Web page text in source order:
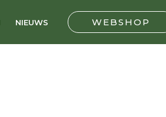
NIEUWS WEBSHOP